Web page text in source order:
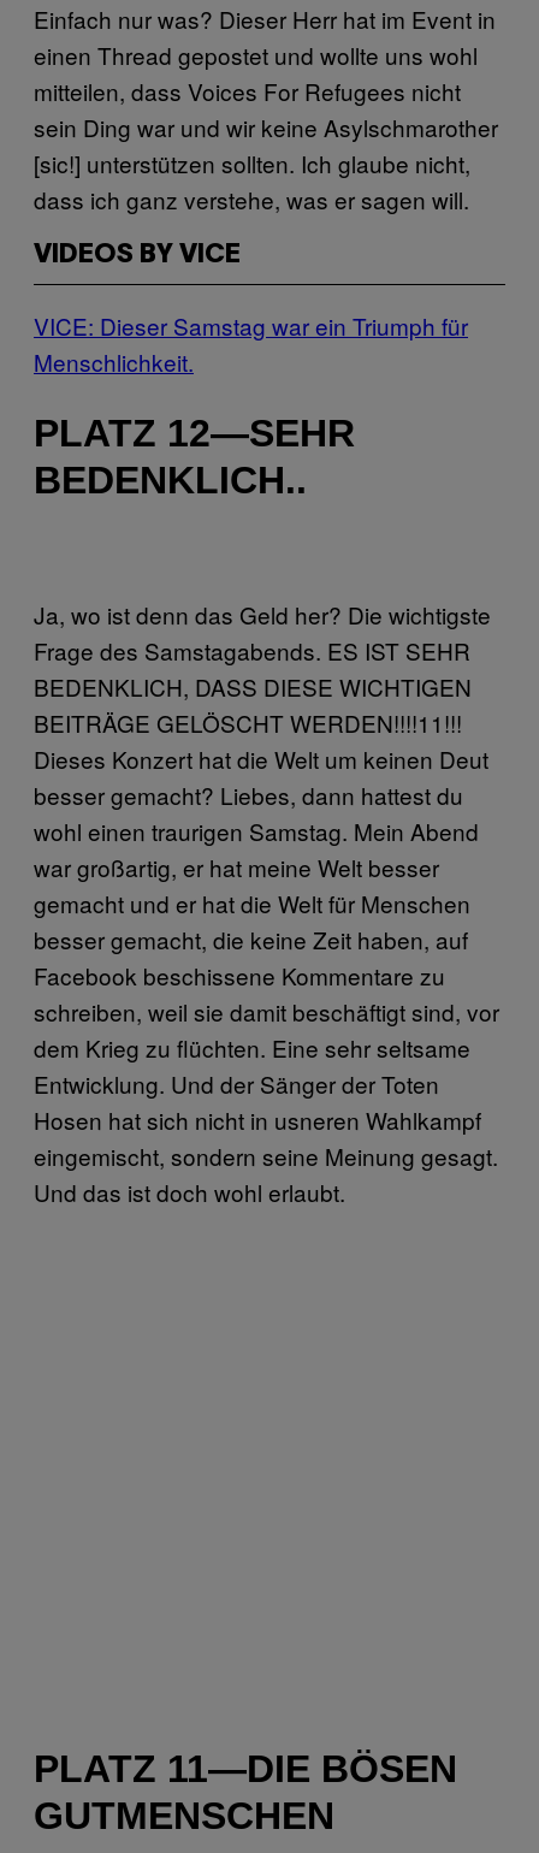
Einfach nur was? Dieser Herr hat im Event in
einen Thread gepostet und wollte uns wohl
mitteilen, dass Voices For Refugees nicht
sein Ding war und wir keine Asylschmarother
[sic!] unterstützen sollten. Ich glaube nicht,
dass ich ganz verstehe, was er sagen will.
VIDEOS BY VICE
VICE: Dieser Samstag war ein Triumph für
Menschlichkeit.
PLATZ 12—SEHR
BEDENKLICH..
Ja, wo ist denn das Geld her? Die wichtigste
Frage des Samstagabends. ES IST SEHR
BEDENKLICH, DASS DIESE WICHTIGEN
BEITRÄGE GELÖSCHT WERDEN!!!!11!!!
Dieses Konzert hat die Welt um keinen Deut
besser gemacht? Liebes, dann hattest du
wohl einen traurigen Samstag. Mein Abend
war großartig, er hat meine Welt besser
gemacht und er hat die Welt für Menschen
besser gemacht, die keine Zeit haben, auf
Facebook beschissene Kommentare zu
schreiben, weil sie damit beschäftigt sind, vor
dem Krieg zu flüchten. Eine sehr seltsame
Entwicklung. Und der Sänger der Toten
Hosen hat sich nicht in usneren Wahlkampf
eingemischt, sondern seine Meinung gesagt.
Und das ist doch wohl erlaubt.
PLATZ 11—DIE BÖSEN
GUTMENSCHEN